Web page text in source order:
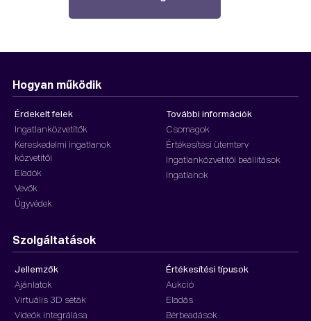
Hogyan működik
Érdekelt felek
Ingatlanközvetítők
Kereskedelmi ingatlanok
közvetítői
Eladók
Vevők
Ügyvédek
További információk
Csomagok
Értékesítési ütemterv
Ingatlanközvetítői beállítások
Ingatlanok
Szolgáltatások
Jellemzők
Ajánlatok
Virtuális 3D séták
Videók integrálása
Értékesítési típusok
Aukció
Eladás
Bérbeadások